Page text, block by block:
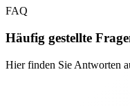
FAQ
Häufig gestellte
Hier finden Sie Antworten